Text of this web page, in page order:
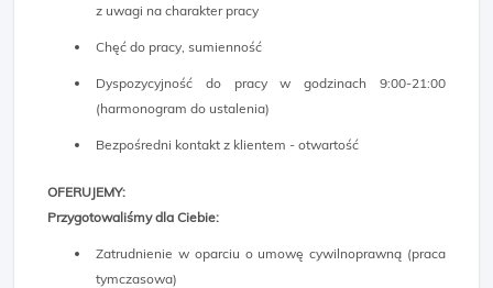
z uwagi na charakter pracy
Chęć do pracy, sumienność
Dyspozycyjność do pracy w godzinach 9:00-21:00
(harmonogram do ustalenia)
Bezpośredni kontakt z klientem - otwartość
OFERUJEMY:
Przygotowaliśmy dla Ciebie:
Zatrudnienie w oparciu o umowę cywilnoprawną (praca
tymczasowa)